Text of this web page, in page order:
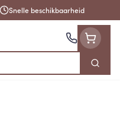
Snelle beschikbaarheid
Zoek